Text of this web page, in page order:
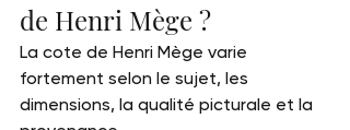
de Henri Mège ?
La cote de Henri Mège varie
fortement selon le sujet, les
dimensions, la qualité picturale et la